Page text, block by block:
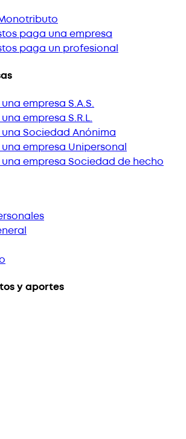
paga una empresa
paga un profesional
empresa S.A.S.
empresa S.R.L.
Sociedad Anónima
empresa Unipersonal
empresa Sociedad de hecho
y aportes